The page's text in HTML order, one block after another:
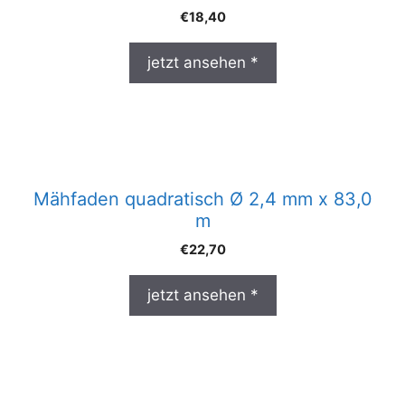
€18,40
jetzt ansehen *
Mähfaden quadratisch Ø 2,4 mm x 83,0
m
€22,70
jetzt ansehen *